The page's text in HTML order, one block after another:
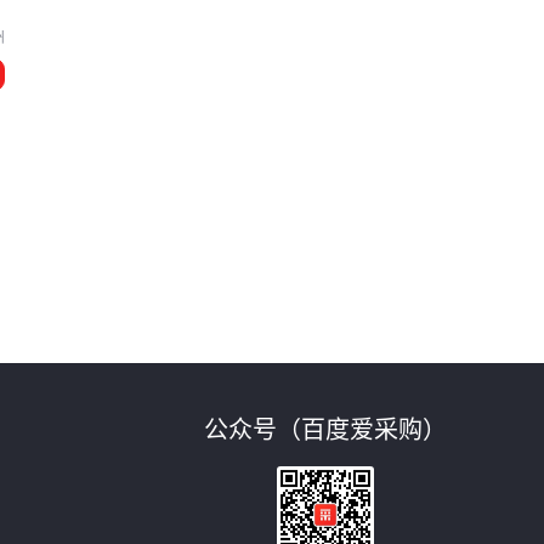
公众号（百度爱采购）